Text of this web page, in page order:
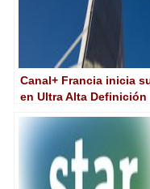
Canal+ Francia inicia
en Ultra Alta Definición